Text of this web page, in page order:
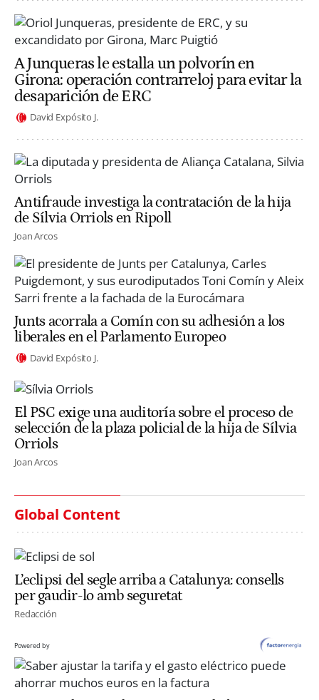
A Junqueras le estalla un polvorín en
Girona: operación contrarreloj para evitar la
desaparición de ERC
David Expósito J.
Antifraude investiga la contratación de la hija
de Sílvia Orriols en Ripoll
Joan Arcos
Junts acorrala a Comín con su adhesión a los
liberales en el Parlamento Europeo
David Expósito J.
El PSC exige una auditoría sobre el proceso de
selección de la plaza policial de la hija de Sílvia
Orriols
Joan Arcos
Global Content
L’eclipsi del segle arriba a Catalunya: consells
per gaudir-lo amb seguretat
Redacción
Powered by